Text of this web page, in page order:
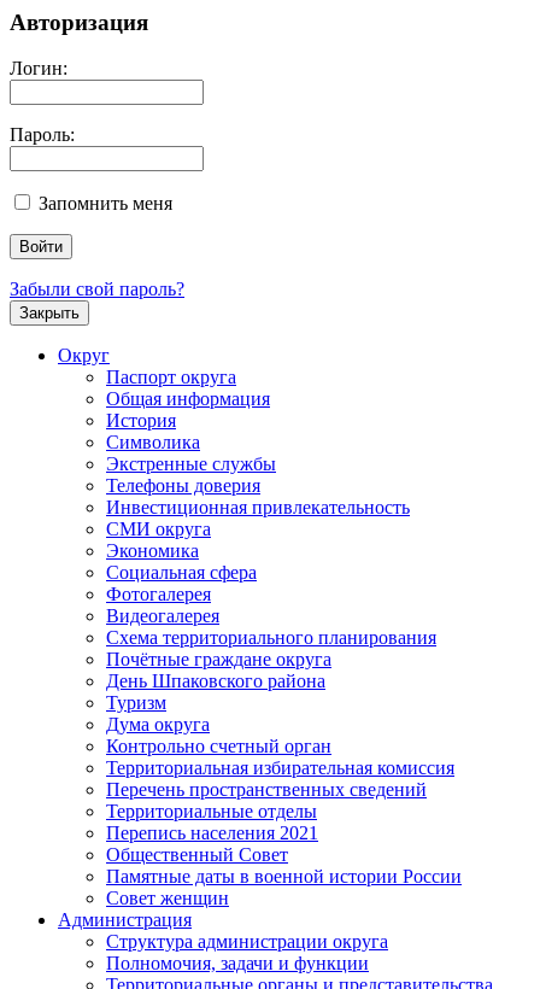
Авторизация
Логин:
Пароль:
Запомнить меня
Забыли свой пароль?
Закрыть
Округ
Паспорт округа
Общая информация
История
Символика
Экстренные службы
Телефоны доверия
Инвестиционная привлекательность
СМИ округа
Экономика
Социальная сфера
Фотогалерея
Видеогалерея
Схема территориального планирования
Почётные граждане округа
День Шпаковского района
Туризм
Дума округа
Контрольно счетный орган
Территориальная избирательная комиссия
Перечень пространственных сведений
Территориальные отделы
Перепись населения 2021
Общественный Совет
Памятные даты в военной истории России
Совет женщин
Администрация
Структура администрации округа
Полномочия, задачи и функции